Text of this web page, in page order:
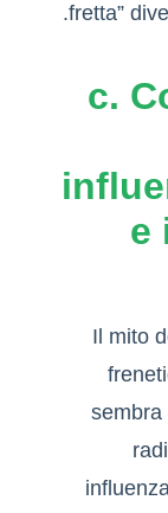
fretta”
c.
e
Il mito
sembra